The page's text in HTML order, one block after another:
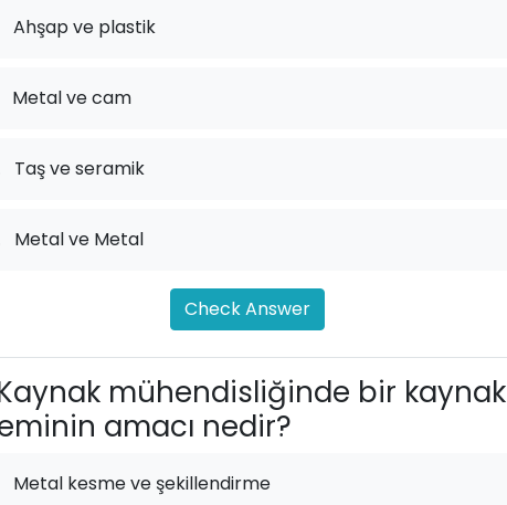
Ahşap ve plastik
Metal ve cam
Taş ve seramik
Metal ve Metal
Check Answer
mühendisliğinde bir kaynak
amacı nedir?
Metal kesme ve şekillendirme